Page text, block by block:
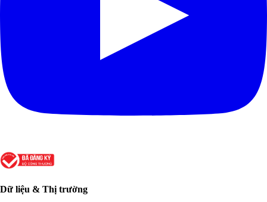
Dữ liệu & Thị trường